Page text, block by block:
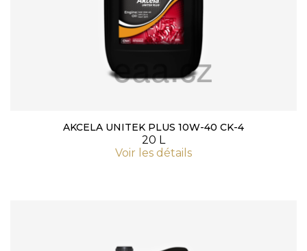
AKCELA UNITEK PLUS 10W-40 CK-4
20 L
Voir les détails